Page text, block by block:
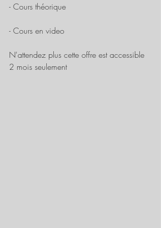
- Cours théorique
- Cours en video
N'attendez plus cette offre est accessible
2 mois seulement